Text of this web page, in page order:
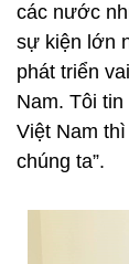
các nước
sự kiện lớn
phát triển
Nam. Tôi
Việt Nam
chúng ta”.